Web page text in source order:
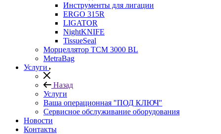
Инструменты для лигации
ERGO 315R
LIGATOR
NightKNIFE
TissueSeal
Морцеллятор ТСМ 3000 BL
MetraBag
Услуги
Назад
Услуги
Ваша операционная "ПОД КЛЮЧ"
Сервисное обслуживание оборудования
Новости
Контакты